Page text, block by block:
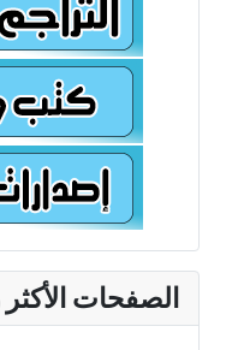
الصفحات الأكثر